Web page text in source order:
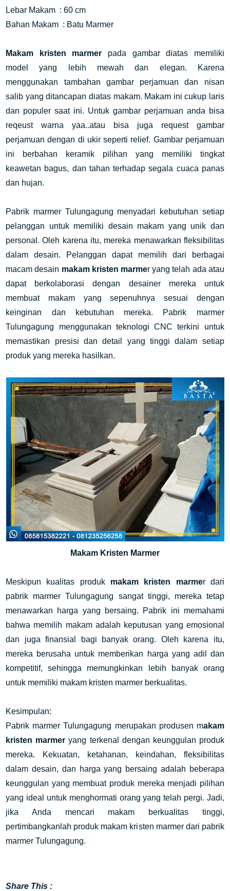
Lebar Makam  : 60 cm
Bahan Makam  : Batu Marmer
Makam kristen marmer pada gambar diatas memiliki
model yang lebih mewah dan elegan. Karena
menggunakan tambahan gambar perjamuan dan nisan
salib yang ditancapan diatas makam. Makam ini cukup laris
dan populer saat ini. Untuk gambar perjamuan anda bisa
reqeust warna yaa..atau bisa juga request gambar
perjamuan dengan di ukir seperti relief. Gambar perjamuan
ini berbahan keramik pilihan yang memiliki tingkat
keawetan bagus, dan tahan terhadap segala cuaca panas
dan hujan.
Pabrik marmer Tulungagung menyadari kebutuhan setiap
pelanggan untuk memiliki desain makam yang unik dan
personal. Oleh karena itu, mereka menawarkan fleksibilitas
dalam desain. Pelanggan dapat memilih dari berbagai
macam desain makam kristen marmer yang telah ada atau
dapat berkolaborasi dengan desainer mereka untuk
membuat makam yang sepenuhnya sesuai dengan
keinginan dan kebutuhan mereka. Pabrik marmer
Tulungagung menggunakan teknologi CNC terkini untuk
memastikan presisi dan detail yang tinggi dalam setiap
produk yang mereka hasilkan.
Makam Kristen Marmer
Meskipun kualitas produk makam kristen marmer dari
pabrik marmer Tulungagung sangat tinggi, mereka tetap
menawarkan harga yang bersaing. Pabrik ini memahami
bahwa memilih makam adalah keputusan yang emosional
dan juga finansial bagi banyak orang. Oleh karena itu,
mereka berusaha untuk memberikan harga yang adil dan
kompetitif, sehingga memungkinkan lebih banyak orang
untuk memiliki makam kristen marmer berkualitas.
Kesimpulan:
Pabrik marmer Tulungagung merupakan produsen makam
kristen marmer yang terkenal dengan keunggulan produk
mereka. Kekuatan, ketahanan, keindahan, fleksibilitas
dalam desain, dan harga yang bersaing adalah beberapa
keunggulan yang membuat produk mereka menjadi pilihan
yang ideal untuk menghormati orang yang telah pergi. Jadi,
jika Anda mencari makam berkualitas tinggi,
pertimbangkanlah produk makam kristen marmer dari pabrik
marmer Tulungagung.
Share This :